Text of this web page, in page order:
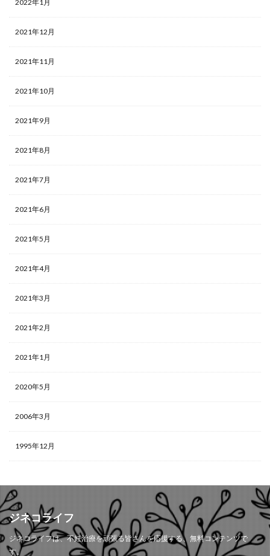
2022年1月
2021年12月
2021年11月
2021年10月
2021年9月
2021年8月
2021年7月
2021年6月
2021年5月
2021年4月
2021年3月
2021年2月
2021年1月
2020年5月
2006年3月
1995年12月
ジネコライフ
ジネコライフは、不妊治療を頑張る皆さんを応援する、無料コンテンツで
す。